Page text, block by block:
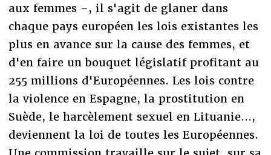
aux femmes –, il s'agit de glaner dans
chaque pays européen les lois existantes les
plus en avance sur la cause des femmes, et
d'en faire un bouquet législatif profitant au
255 millions d'Européennes. Les lois contre
la violence en Espagne, la prostitution en
Suède, le harcèlement sexuel en Lituanie...,
deviennent la loi de toutes les Européennes.